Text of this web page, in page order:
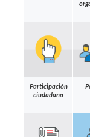
Participación
ciudadana